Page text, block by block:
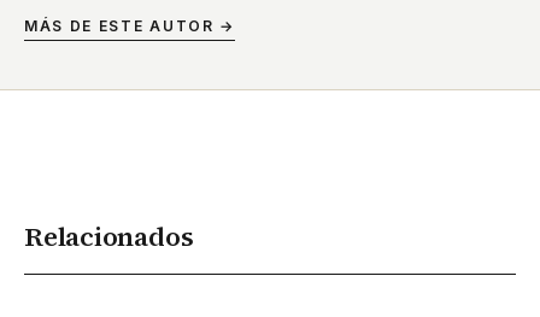
MÁS DE ESTE AUTOR →
Relacionados